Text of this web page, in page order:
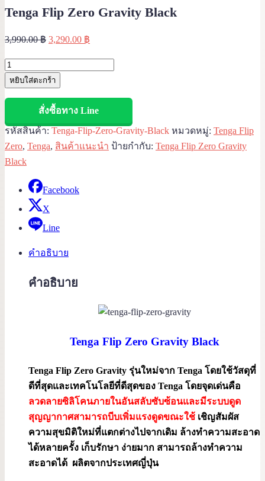
was:
Tenga Flip Zero Gravity Black
3,990.00฿ Original
was:
3,990.00 ฿.
3,290.00 ฿
is:
Tenga
Flip
Black
quantity
หยิบใส่ตะกร้า
สั่งซื้อทาง Line
รหัสสินค้า: Tenga-Flip-Zero-Gravity-Black หมวดหมู่: Tenga Flip
Zero, Tenga, สินค้าแนะนำ ป้ายกำกับ: Tenga Flip Zero Gravity
Black
Facebook
X
Line
คำอธิบาย
คำอธิบาย
Tenga Flip Zero Gravity Black
Tenga Flip Zero Gravity รุ่นใหม่จาก Tenga โดยใช้วัสดุที่
ดีที่สุดและเทคโนโลยีที่ดีสุดของ Tenga โดยจุดเด่นคือ
ลวดลายซิลิโคนภายในอันสลับซับซ้อนและมีระบบดูด
สุญญากาศสามารถบีบเพิ่มแรงดูดขณะใช้ เชิญสัมผัส
ความสุขมิติใหม่ที่แตกต่างไปจากเดิม ล้างทำความสะอาด
ได้หลายครั้ง เก็บรักษา ง่ายมาก สามารถล้างทำความ
สะอาดได้ ผลิตจากประเทศญี่ปุ่น